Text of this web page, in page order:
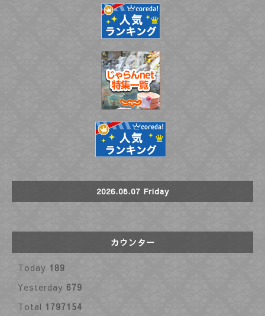
2026.08.07 Friday
カウンター
Today 189
Yesterday 679
Total 1797154